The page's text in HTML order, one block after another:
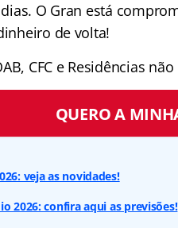
O Gran está
de volta!
CFC e Residências
QUERO A
veja as novidades!
2026: confira aqui as previsões!